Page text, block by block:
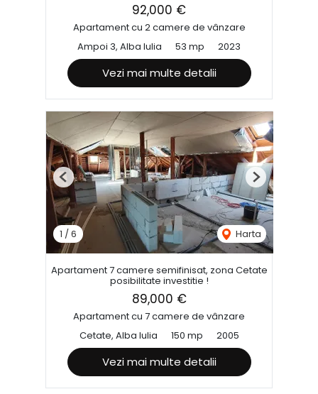
92,000 €
Apartament cu 2 camere de vânzare
Ampoi 3, Alba Iulia
53 mp 2023
Vezi mai multe detalii
1 /6 Harta
Previous Next
Apartament 7 camere semifinisat, zona Cetate
posibilitate investitie !
89,000 €
Apartament cu 7 camere de vânzare
Cetate, Alba Iulia
150 mp 2005
Vezi mai multe detalii